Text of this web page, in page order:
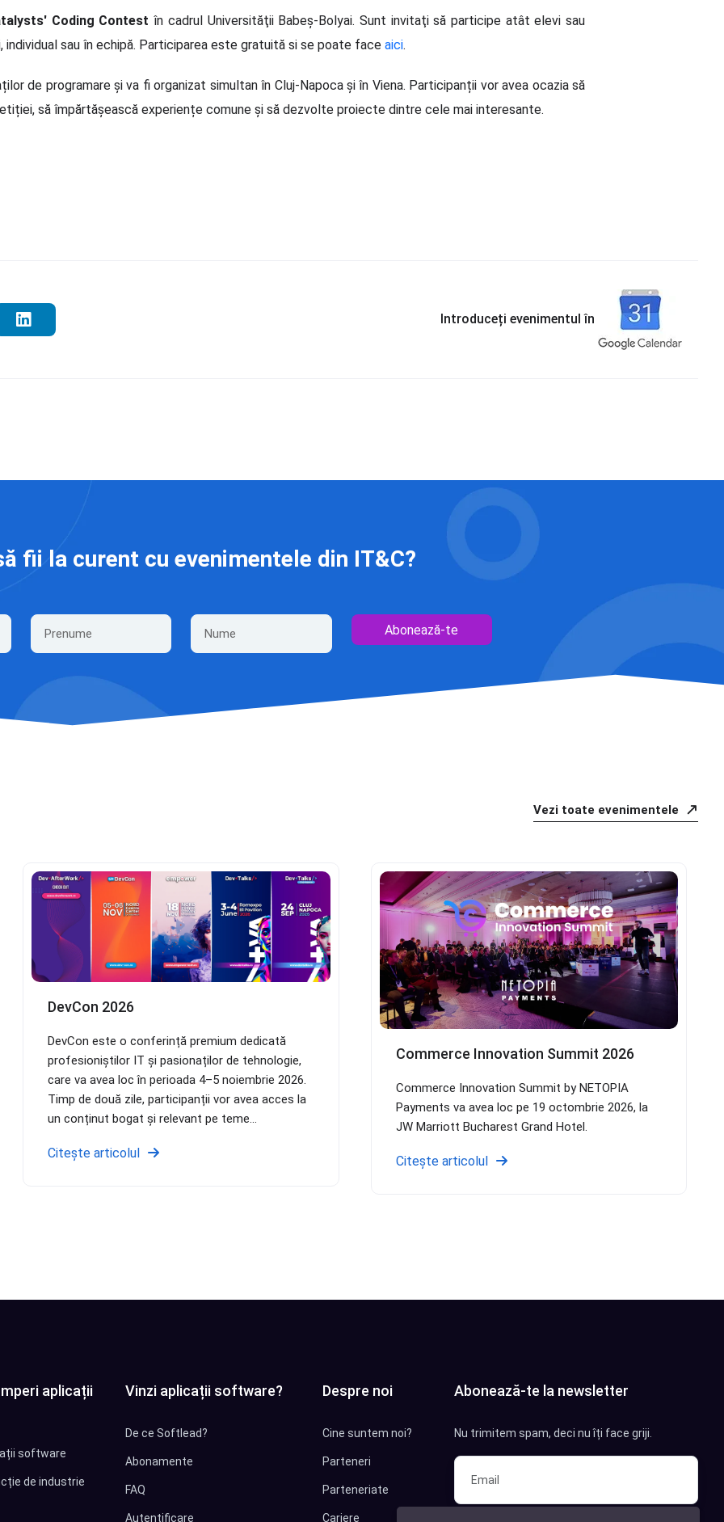
Coding Contest în cadrul Universităţii Babeş-Bolyai. Sunt invitaţi să participe atât elevi sau
sau în echipă. Participarea este gratuită si se poate face aici.
de programare și va fi organizat simultan în Cluj-Napoca și în Viena. Participanții vor avea ocazia să
să împărtășească experiențe comune și să dezvolte proiecte dintre cele mai interesante.
Introduceți evenimentul în
fii la curent cu evenimentele din IT&C?
Abonează-te
Vezi toate evenimentele
DevCon 2026
DevCon este o conferință premium dedicată
profesioniștilor IT și pasionaților de tehnologie,
care va avea loc în perioada 4–5 noiembrie 2026.
Timp de două zile, participanții vor avea acces la
un conținut bogat și relevant pe teme...
Citește articolul
Commerce Innovation Summit 2026
Commerce Innovation Summit by NETOPIA
Payments va avea loc pe 19 octombrie 2026, la
JW Marriott Bucharest Grand Hotel.
Citește articolul
aplicații
software
de industrie
Vinzi aplicații software?
De ce Softlead?
Abonamente
FAQ
Autentificare
Despre noi
Cine suntem noi?
Parteneri
Parteneriate
Cariere
Abonează-te la newsletter
Nu trimitem spam, deci nu îți face griji.